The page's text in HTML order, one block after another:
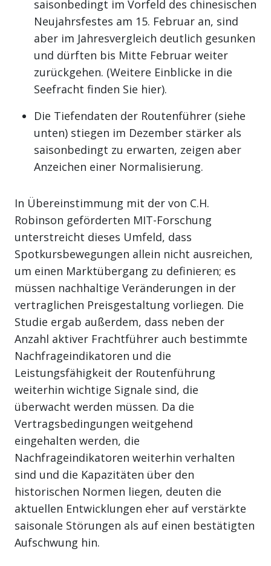
saisonbedingt im Vorfeld des chinesischen
Neujahrsfestes am 15. Februar an, sind
aber im Jahresvergleich deutlich gesunken
und dürften bis Mitte Februar weiter
zurückgehen. (Weitere Einblicke in die
Seefracht finden Sie hier).
Die Tiefendaten der Routenführer (siehe
unten) stiegen im Dezember stärker als
saisonbedingt zu erwarten, zeigen aber
Anzeichen einer Normalisierung.
In Übereinstimmung mit der von C.H.
Robinson geförderten MIT-Forschung
unterstreicht dieses Umfeld, dass
Spotkursbewegungen allein nicht ausreichen,
um einen Marktübergang zu definieren; es
müssen nachhaltige Veränderungen in der
vertraglichen Preisgestaltung vorliegen. Die
Studie ergab außerdem, dass neben der
Anzahl aktiver Frachtführer auch bestimmte
Nachfrageindikatoren und die
Leistungsfähigkeit der Routenführung
weiterhin wichtige Signale sind, die
überwacht werden müssen. Da die
Vertragsbedingungen weitgehend
eingehalten werden, die
Nachfrageindikatoren weiterhin verhalten
sind und die Kapazitäten über den
historischen Normen liegen, deuten die
aktuellen Entwicklungen eher auf verstärkte
saisonale Störungen als auf einen bestätigten
Aufschwung hin.